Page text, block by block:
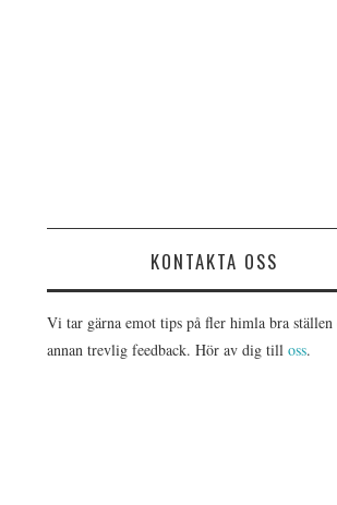
KONTAKTA OSS
Vi tar gärna emot tips på fler himla bra
annan trevlig feedback. Hör av dig till oss.